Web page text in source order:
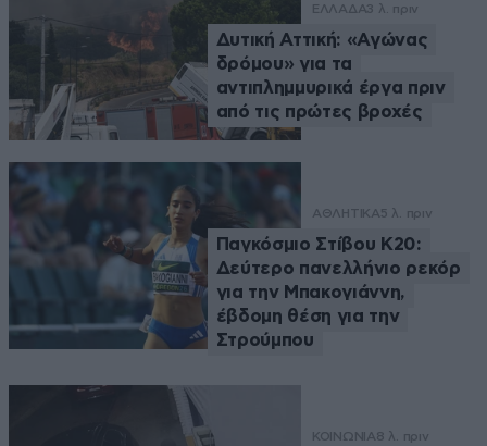
ΕΛΛΑΔΑ3 λ. πριν
Δυτική Αττική: «Αγώνας
δρόμου» για τα
αντιπλημμυρικά έργα πριν
από τις πρώτες βροχές
ΑΘΛΗΤΙΚΑ5 λ. πριν
Παγκόσμιο Στίβου Κ20:
Δεύτερο πανελλήνιο ρεκόρ
για την Μπακογιάννη,
έβδομη θέση για την
Στρούμπου
ΚΟΙΝΩΝΙΑ8 λ. πριν